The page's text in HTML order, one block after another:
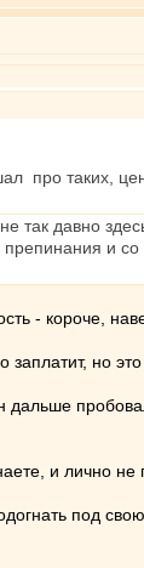
про таких,
давно
и
- короче,
но
и лично не
под